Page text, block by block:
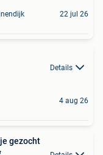
22 jul 26
Details
4 aug 26
gezocht